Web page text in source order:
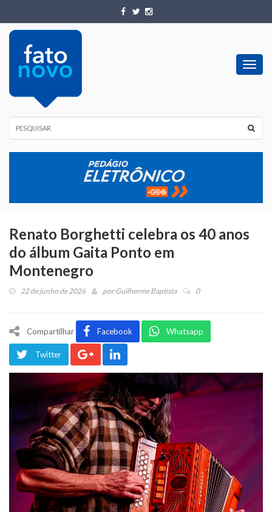
Renato Borghetti celebra os 40 anos
do álbum Gaita Ponto em
Montenegro
22 de junho de 2026 porGuilherme Baptista 0
Compartilhar Facebook Whatsapp
Twitter